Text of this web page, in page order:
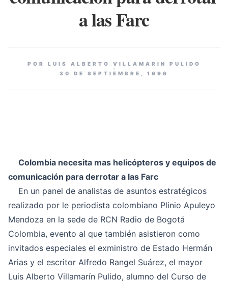
a las Farc
POR LUIS ALBERTO VILLAMARIN PULIDO
30 DE SEPTIEMBRE, 1996
Colombia necesita mas helicópteros y equipos de
comunicación para derrotar a las Farc
En un panel de analistas de asuntos estratégicos
realizado por le periodista colombiano Plinio Apuleyo
Mendoza en la sede de RCN Radio de Bogotá
Colombia, evento al que también asistieron como
invitados especiales el exministro de Estado Hermán
Arias y el escritor Alfredo Rangel Suárez, el mayor
Luis Alberto Villamarín Pulido, alumno del Curso de